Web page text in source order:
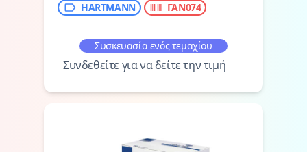
HARTMANN ΓΑΝ074
Συσκευασία ενός τεμαχίου
Συνδεθείτε για να δείτε την τιμή